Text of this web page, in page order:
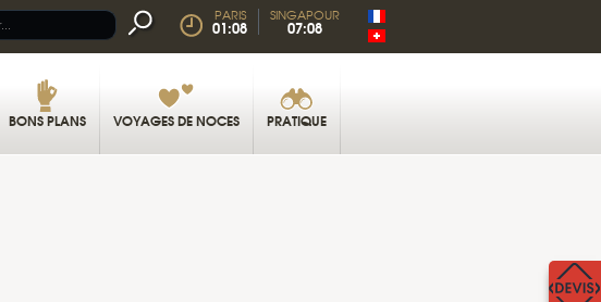
PARIS
01:08
SINGAPOUR
07:08
BONS PLANS VOYAGES DE NOCES
PRATIQUE